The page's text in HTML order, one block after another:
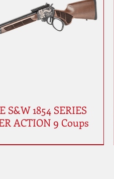
S&W 1854 SERIES
ACTION 9 Coups